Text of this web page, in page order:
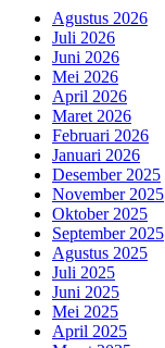
Agustus 2026
Juli 2026
Juni 2026
Mei 2026
April 2026
Maret 2026
Februari 2026
Januari 2026
Desember 2025
November 2025
Oktober 2025
September 2025
Agustus 2025
Juli 2025
Juni 2025
Mei 2025
April 2025